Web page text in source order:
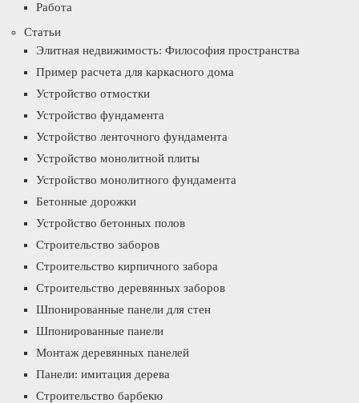
Работа
Статьи
Элитная недвижимость: Философия пространства
Пример расчета для каркасного дома
Устройство отмостки
Устройство фундамента
Устройство ленточного фундамента
Устройство монолитной плиты
Устройство монолитного фундамента
Бетонные дорожки
Устройство бетонных полов
Строительство заборов
Строительство кирпичного забора
Строительство деревянных заборов
Шпонированные панели для стен
Шпонированные панели
Монтаж деревянных панелей
Панели: имитация дерева
Строительство барбекю